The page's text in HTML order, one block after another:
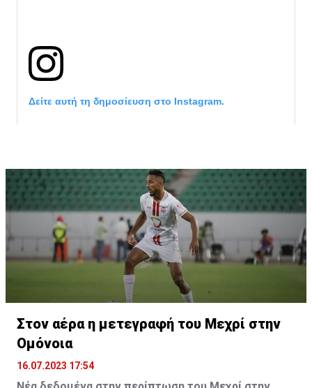
Δείτε αυτή τη δημοσίευση στο Instagram.
Στον αέρα η μετεγραφή του Μεχρί στην
Ομόνοια
16.07.2023 17:54